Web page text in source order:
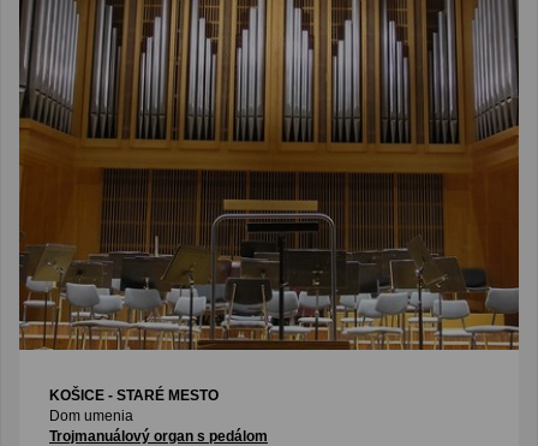
KOŠICE - STARÉ MESTO
Dom umenia
Trojmanuálový organ s pedálom